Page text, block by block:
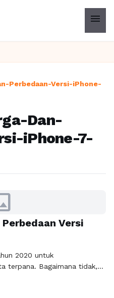
menu
Perbedaan-Versi-iPhone-
Dan-
iPhone-7-
Versi
2020 untuk
terpana. Bagaimana tidak,
saudara bernama iPhone 7